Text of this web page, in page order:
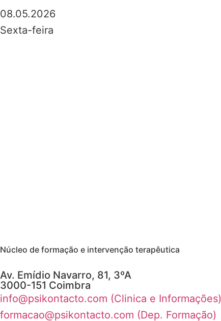
08.05.2026
Sexta-feira
Núcleo de formação e intervenção terapêutica
Av. Emídio Navarro, 81, 3ºA
3000-151 Coimbra
info@psikontacto.com (Clinica e Informações)
formacao@psikontacto.com (Dep. Formação)